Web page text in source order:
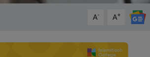
A- A+